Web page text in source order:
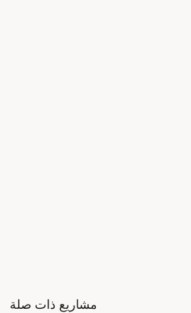
مشاريع ذات صلة